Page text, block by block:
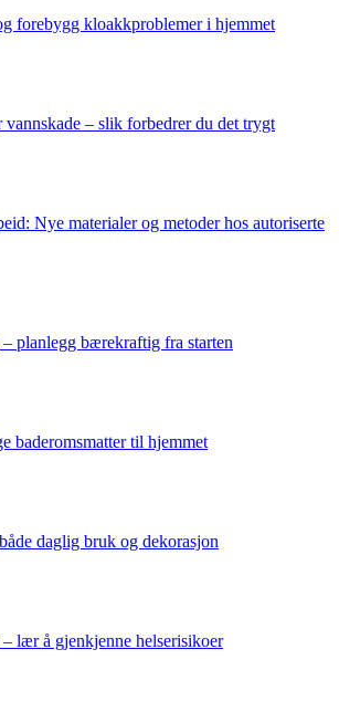
forebygg kloakkproblemer i hjemmet
vannskade – slik forbedrer du det trygt
Nye materialer og metoder hos autoriserte
planlegg bærekraftig fra starten
baderomsmatter til hjemmet
daglig bruk og dekorasjon
lær å gjenkjenne helserisikoer